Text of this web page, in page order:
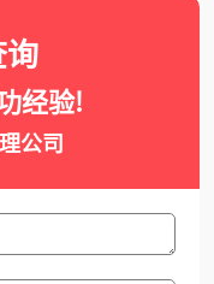
经验!
公司